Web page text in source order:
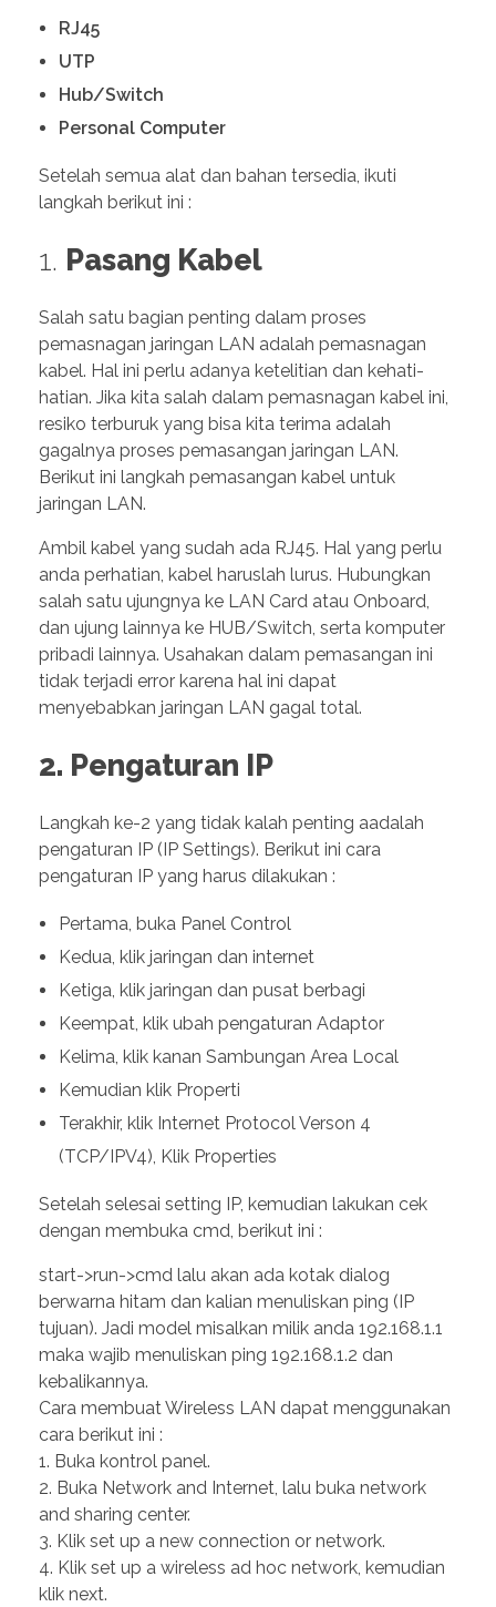
RJ45
UTP
Hub/Switch
Personal Computer
Setelah semua alat dan bahan tersedia, ikuti
langkah berikut ini :
1. Pasang Kabel
Salah satu bagian penting dalam proses
pemasnagan jaringan LAN adalah pemasnagan
kabel. Hal ini perlu adanya ketelitian dan kehati-
hatian. Jika kita salah dalam pemasnagan kabel ini,
resiko terburuk yang bisa kita terima adalah
gagalnya proses pemasangan jaringan LAN.
Berikut ini langkah pemasangan kabel untuk
jaringan LAN.
Ambil kabel yang sudah ada RJ45. Hal yang perlu
anda perhatian, kabel haruslah lurus. Hubungkan
salah satu ujungnya ke LAN Card atau Onboard,
dan ujung lainnya ke HUB/Switch, serta komputer
pribadi lainnya. Usahakan dalam pemasangan ini
tidak terjadi error karena hal ini dapat
menyebabkan jaringan LAN gagal total.
2. Pengaturan IP
Langkah ke-2 yang tidak kalah penting aadalah
pengaturan IP (IP Settings). Berikut ini cara
pengaturan IP yang harus dilakukan :
Pertama, buka Panel Control
Kedua, klik jaringan dan internet
Ketiga, klik jaringan dan pusat berbagi
Keempat, klik ubah pengaturan Adaptor
Kelima, klik kanan Sambungan Area Local
Kemudian klik Properti
Terakhir, klik Internet Protocol Verson 4
(TCP/IPV4), Klik Properties
Setelah selesai setting IP, kemudian lakukan cek
dengan membuka cmd, berikut ini :
start->run->cmd lalu akan ada kotak dialog
berwarna hitam dan kalian menuliskan ping (IP
tujuan). Jadi model misalkan milik anda 192.168.1.1
maka wajib menuliskan ping 192.168.1.2 dan
kebalikannya.
Cara membuat Wireless LAN dapat menggunakan
cara berikut ini :
1. Buka kontrol panel.
2. Buka Network and Internet, lalu buka network
and sharing center.
3. Klik set up a new connection or network.
4. Klik set up a wireless ad hoc network, kemudian
klik next.